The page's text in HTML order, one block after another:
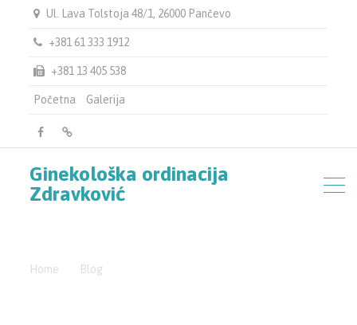
Ul. Lava Tolstoja 48/1, 26000 Pančevo
+381 61 333 1912
+381 13 405 538
Početna Galerija
facebook
Google
Map
Ginekološka ordinacija
Zdravković
Home Blog